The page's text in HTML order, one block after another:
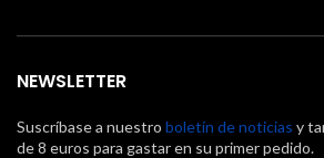
NEWSLETTER
Suscríbase a nuestro boletín de noticias y
de 8 euros para gastar en su primer pedido.